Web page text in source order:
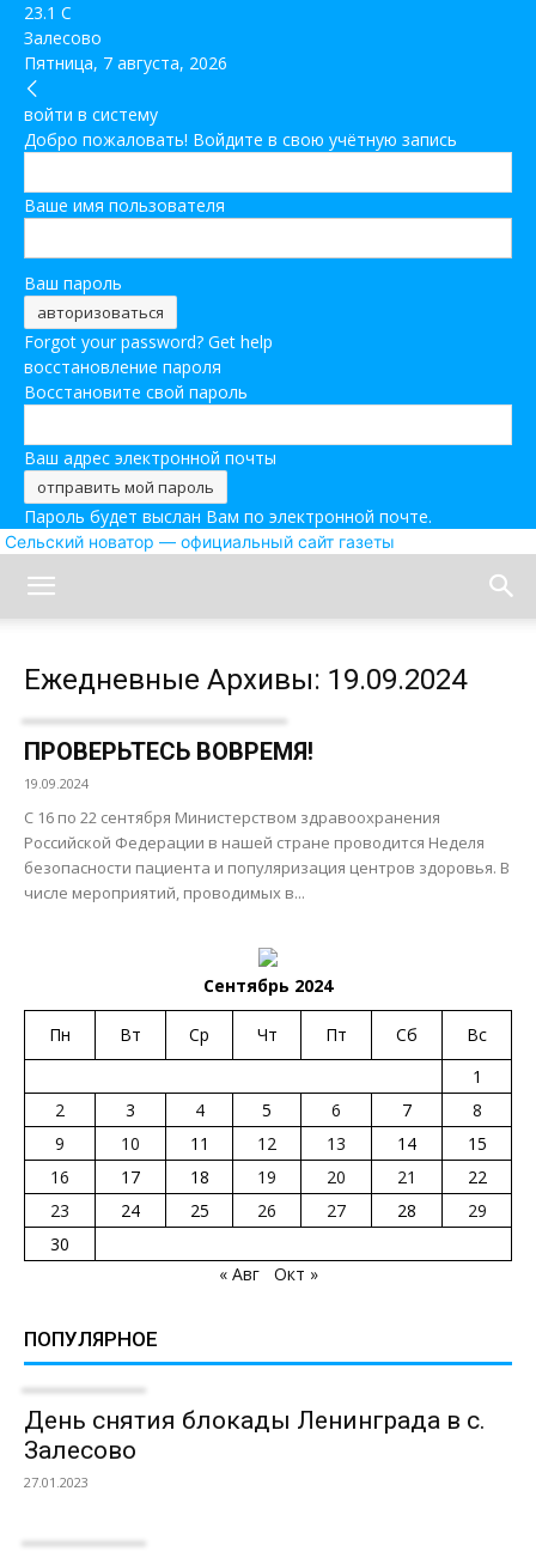
23.1 C
Залесово
Пятница, 7 августа, 2026
войти в систему
Добро пожаловать! Войдите в свою учётную запись
Ваше имя пользователя
Ваш пароль
Forgot your password? Get help
восстановление пароля
Восстановите свой пароль
Ваш адрес электронной почты
Пароль будет выслан Вам по электронной почте.
Сельский новатор — официальный сайт газеты
Ежедневные Архивы: 19.09.2024
ПРОВЕРЬТЕСЬ ВОВРЕМЯ!
19.09.2024
С 16 по 22 сентября Министерством здравоохранения
Российской Федерации в нашей стране проводится Неделя
безопасности пациента и популяризация центров здоровья. В
числе мероприятий, проводимых в...
Сентябрь 2024
Пн Вт Ср Чт Пт Сб
Вс
1
2
3 4 5 6 7
8
9
10 11 12 13 14
15
16
17 18 19 20 21
22
23
24 25 26 27 28
29
30
« Авг
Окт »
ПОПУЛЯРНОЕ
День снятия блокады Ленинграда в с.
Залесово
27.01.2023